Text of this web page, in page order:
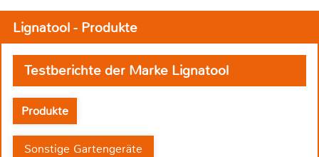
Lignatool - Produkte
Testberichte der Marke Lignatool
Produkte
Sonstige Gartengeräte